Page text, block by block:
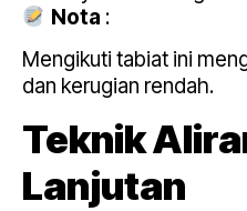
Nota :
Mengikuti tabiat ini
dan kerugian rendah.
Teknik
Lanjutan